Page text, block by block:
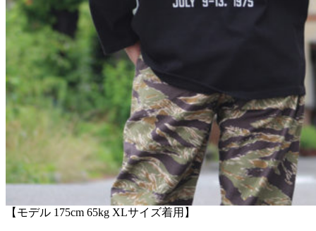
【モデル 175cm 65kg XLサイズ着用】